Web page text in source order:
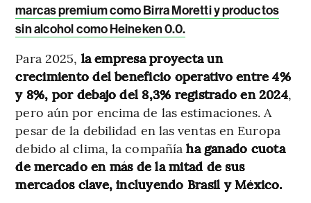
marcas premium como Birra Moretti y productos
sin alcohol como Heineken 0.0.
Para 2025, la empresa proyecta un
crecimiento del beneficio operativo entre 4%
y 8%, por debajo del 8,3% registrado en 2024,
pero aún por encima de las estimaciones. A
pesar de la debilidad en las ventas en Europa
debido al clima, la compañíaha ganado cuota
de mercado en más de la mitad de sus
mercados clave, incluyendo Brasil y México.